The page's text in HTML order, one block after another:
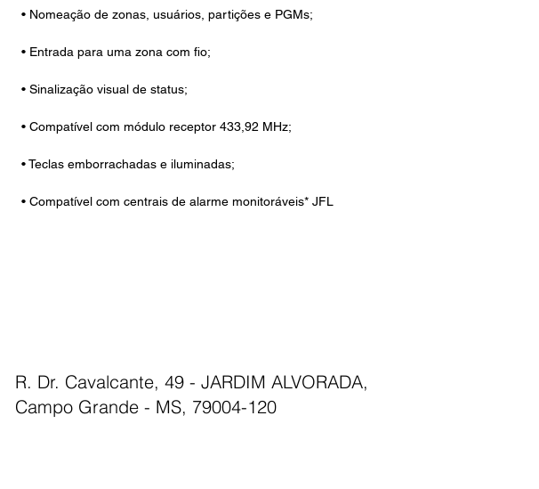
• Nomeação de zonas, usuários, partições e PGMs;
• Entrada para uma zona com fio;
• Sinalização visual de status;
• Compatível com módulo receptor 433,92 MHz;
• Teclas emborrachadas e iluminadas;
• Compatível com centrais de alarme monitoráveis* JFL
R. Dr. Cavalcante, 49 - JARDIM ALVORADA,
Campo Grande - MS, 79004-120